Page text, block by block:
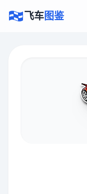
飞车图鉴